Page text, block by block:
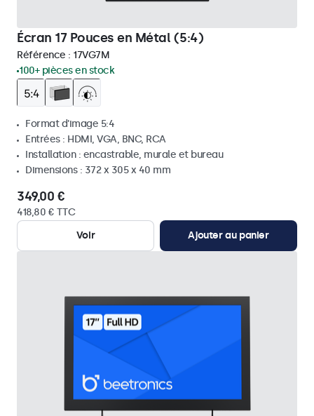
Écran 17 Pouces en Métal (5:4)
Référence : 17VG7M
100+ pièces en stock
Format d'image 5:4
Entrées : HDMI, VGA, BNC, RCA
Installation : encastrable, murale et bureau
Dimensions : 372 x 305 x 40 mm
349,00 €
418,80 € TTC
Voir
Ajouter au panier